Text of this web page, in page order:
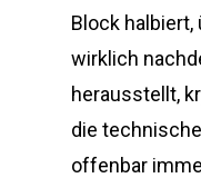
Block
wirklich
herausstellt,
die
offenbar